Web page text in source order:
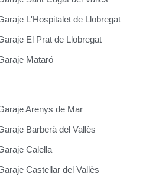
L'Hospitalet de Llobregat
El Prat de Llobregat
Mataró
Arenys de Mar
Barberà del Vallès
Calella
Castellar del Vallès